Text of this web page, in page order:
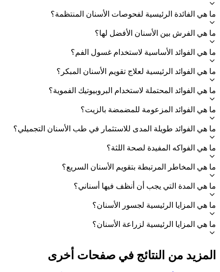
ما هي الفائدة الرئيسية لفحوصات الأسنان المنتظمة؟
ما هي الفرش بين الأسنان الأفضل لها؟
ما هي الفوائد الأساسية لاستخدام غسول الفم؟
ما هي الفوائد الرئيسية لعلاج تقويم الأسنان المبكر؟
ما هي الفوائد المحتملة لاستخدام البروبيوتيك الفموية؟
ما هي الفوائد المزعومة للمضمضة بالزيت؟
ما هي الفوائد طويلة المدى للاستثمار في طب الأسنان التجميلي؟
ما هي الفواكه المفيدة لصحة اللثة؟
ما هي المخاطر المرتبطة بتقويم الأسنان السريع؟
ما هي المدة التي يجب أن أنظف فيها أسناني؟
ما هي المزايا الرئيسية لجسور الأسنان؟
ما هي المزايا الرئيسية لزراعة الأسنان؟
المزيد من النتائج في صفحات أخرى